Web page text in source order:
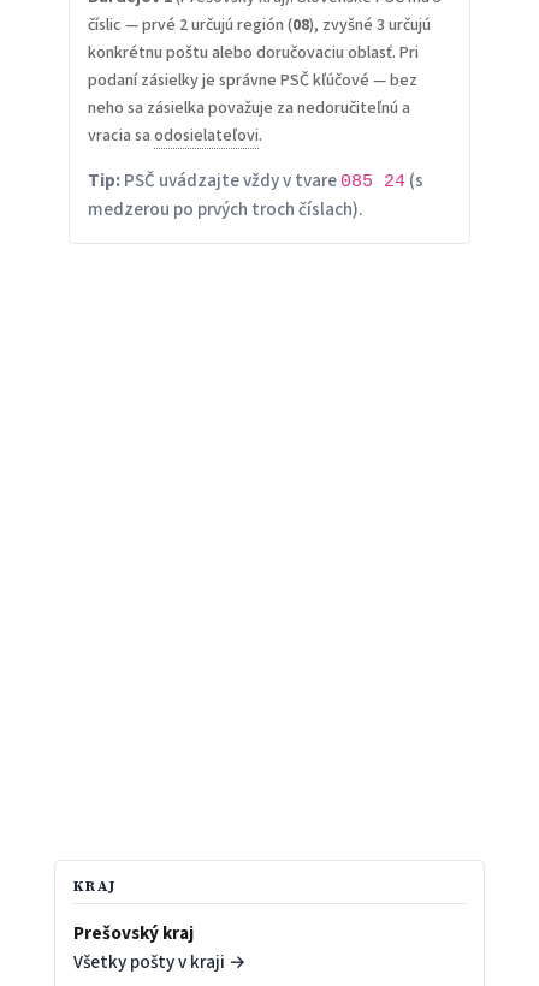
číslic — prvé 2 určujú región (08), zvyšné 3 určujú
konkrétnu poštu alebo doručovaciu oblasť. Pri
podaní zásielky je správne PSČ kľúčové — bez
neho sa zásielka považuje za nedoručiteľnú a
vracia sa odosielateľovi.
Tip:PSČ uvádzajte vždy v tvare 085 24(s
medzerou po prvých troch číslach).
KRAJ
Prešovský kraj
Všetky pošty v kraji →